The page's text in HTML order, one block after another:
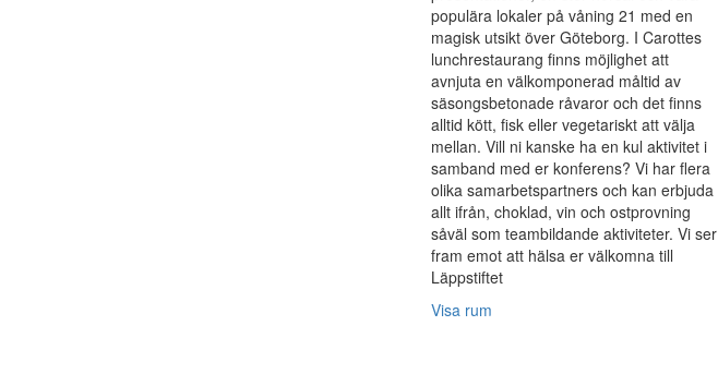
populära lokaler på våning 21 med en
magisk utsikt över Göteborg. I Carottes
lunchrestaurang finns möjlighet att
avnjuta en välkomponerad måltid av
säsongsbetonade råvaror och det finns
alltid kött, fisk eller vegetariskt att välja
mellan. Vill ni kanske ha en kul aktivitet i
samband med er konferens? Vi har flera
olika samarbetspartners och kan erbjuda
allt ifrån, choklad, vin och ostprovning
såväl som teambildande aktiviteter. Vi ser
fram emot att hälsa er välkomna till
Läppstiftet
Visa rum